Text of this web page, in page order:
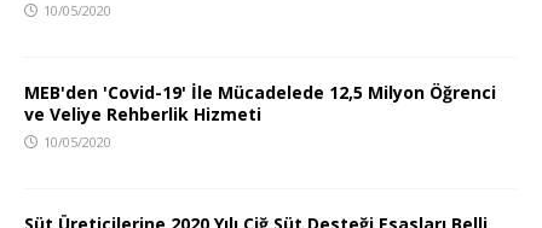
10/05/2020
MEB'den 'Covid-19' İle Mücadelede 12,5 Milyon Öğrenci
ve Veliye Rehberlik Hizmeti
10/05/2020